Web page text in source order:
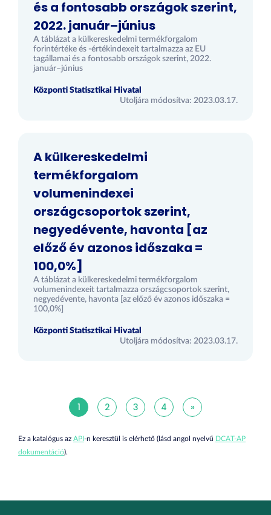
és a fontosabb országok szerint,
2022. január–június
A táblázat a külkereskedelmi termékforgalom
forintértéke és -értékindexeit tartalmazza az EU
tagállamai és a fontosabb országok szerint, 2022.
január–június
Központi Statisztikai Hivatal
Utoljára módosítva: 2023.03.17.
A külkereskedelmi
termékforgalom
volumenindexei
országcsoportok szerint,
negyedévente, havonta [az
előző év azonos időszaka =
100,0%]
A táblázat a külkereskedelmi termékforgalom
volumenindexeit tartalmazza országcsoportok szerint,
negyedévente, havonta [az előző év azonos időszaka =
100,0%]
Központi Statisztikai Hivatal
Utoljára módosítva: 2023.03.17.
1 2 3 4 »
Ez a katalógus az API-n keresztül is elérhető (lásd angol nyelvű DCAT-AP
dokumentáció).